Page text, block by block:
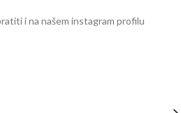
i na našem instagram profilu